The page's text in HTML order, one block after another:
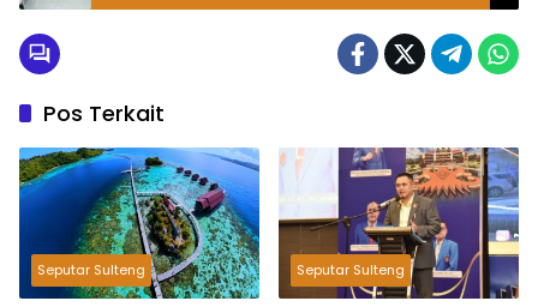
Pos Terkait
Seputar Sulteng Seputar Sulteng